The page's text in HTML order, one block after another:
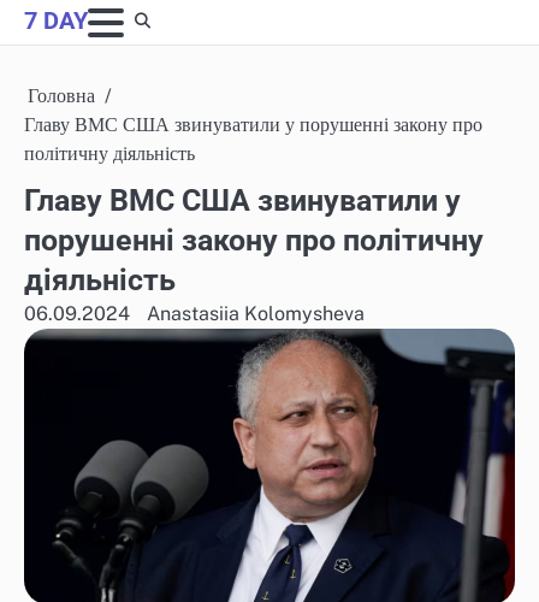
Skip
to
7 DAY
Головна
Главу ВМС США звинуватили у порушенні закону про
політичну діяльність
Главу ВМС США звинуватили у
порушенні закону про політичну
діяльність
06.09.2024 Anastasiia Kolomysheva